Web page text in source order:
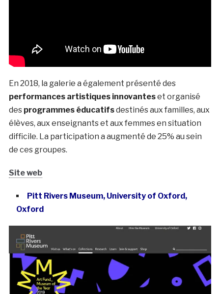
En 2018, la galerie a également présenté des
performances artistiques innovanteset organisé
des programmes éducatifsdestinés aux familles, aux
élèves, aux enseignants et aux femmes en situation
difficile. La participation a augmenté de 25% au sein
de ces groupes.
Site web
Pitt Rivers Museum, University of Oxford,
Oxford